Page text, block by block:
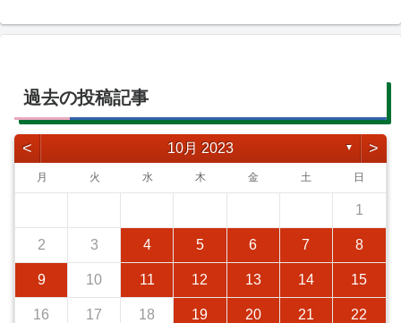
過去の投稿記事
< 10月 2023 ▼ >
月 火 水 木 金 土 日
1
2 3 4 5 6 7 8
9 10 11 12 13 14 15
16 17 18 19 20 21 22